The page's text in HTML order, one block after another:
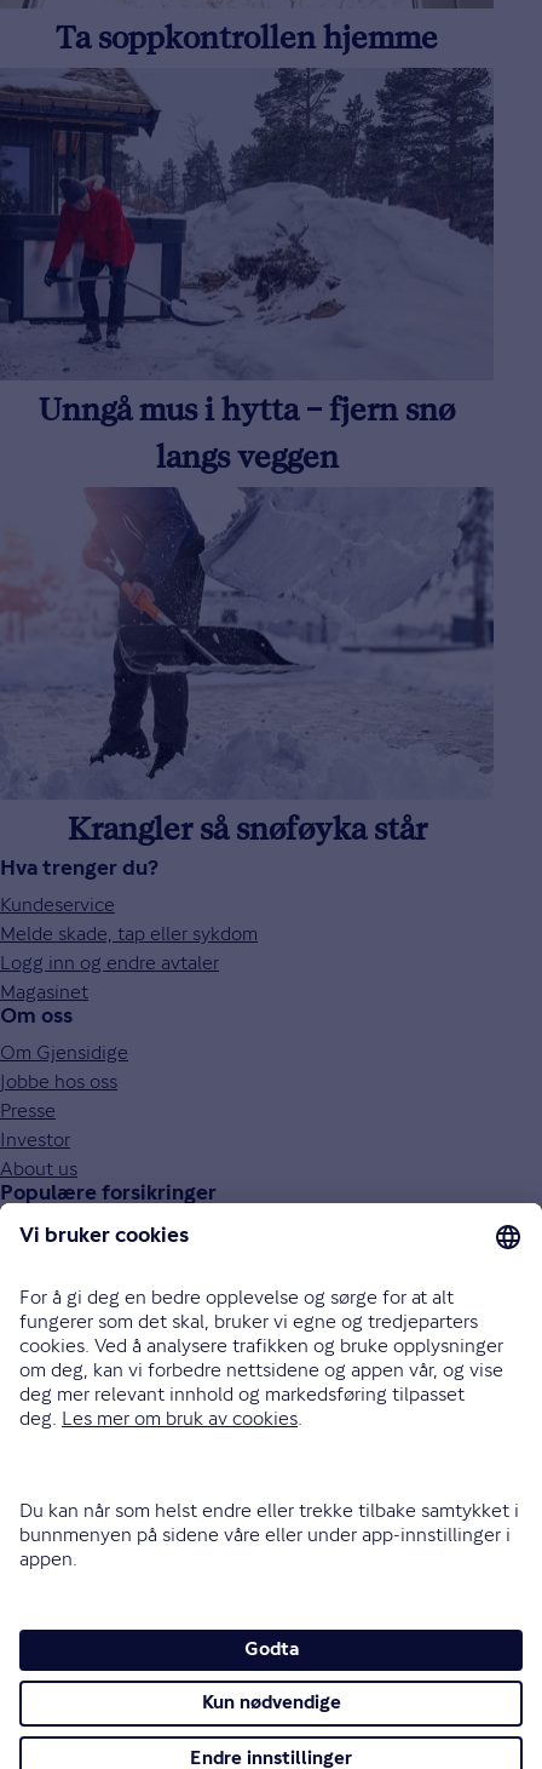
Ta soppkontrollen hjemme
Unngå mus i hytta – fjern snø
langs veggen
Krangler så snøføyka står
Hva trenger du?
Kundeservice
Melde skade, tap eller sykdom
Logg inn og endre avtaler
Magasinet
Om oss
Om Gjensidige
Jobbe hos oss
Presse
Investor
About us
Populære forsikringer
Bilforsikring
Innboforsikring
Husforsikring
Livsforsikring
Barneforsikring
Alle forsikringer
915 03 100
LinkedIn
Facebook
Personvern og sikkerhet
Vilkår for bruk av nettsidene
Sammenlign prisene våre med andre selskaper på